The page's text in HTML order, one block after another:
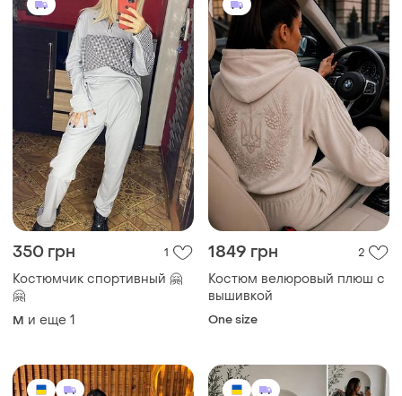
350 грн 1
Костюмчик спортивный 🤗
🤗
M и еще 1
1849 грн 2
Костюм велюровый плюш с
вышивкой
One size